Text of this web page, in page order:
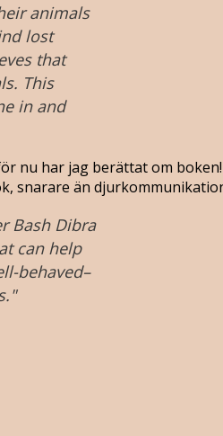
animals
lost
that
This
in and
nu har jag berättat om
snarare än
Bash Dibra
can help
behaved–